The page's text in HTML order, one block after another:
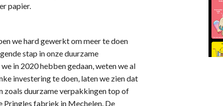
papier.
we hard gewerkt om meer te doen
stap in onze duurzame
in 2020 hebben gedaan, weten we al
investering te doen, laten we zien dat
zoals duurzame verpakkingen top of
Pringles fabriek in Mechelen. De